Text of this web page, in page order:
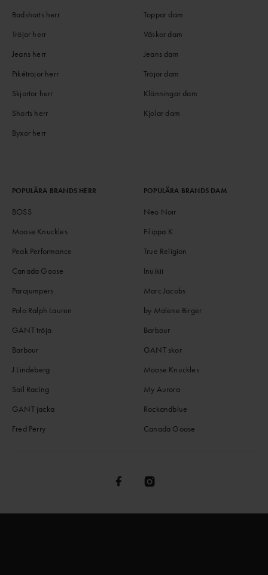
Badshorts herr
Tröjor herr
Jeans herr
Pikétröjor herr
Skjortor herr
Shorts herr
Byxor herr
Toppar dam
Väskor dam
Jeans dam
Tröjor dam
Klänningar dam
Kjolar dam
POPULÄRA BRANDS HERR
BOSS
Moose Knuckles
Peak Performance
Canada Goose
Parajumpers
Polo Ralph Lauren
GANT tröja
Barbour
J.Lindeberg
Sail Racing
GANT jacka
Fred Perry
POPULÄRA BRANDS DAM
Neo Noir
Filippa K
True Religion
Inuikii
Marc Jacobs
by Malene Birger
Barbour
GANT skor
Moose Knuckles
My Aurora
Rockandblue
Canada Goose